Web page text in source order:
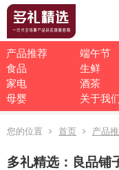
产品推荐 端午节
食品
生鲜
家电
酒茶
母婴
关于我
您的位置 首页 产品
多礼精选：良品铺